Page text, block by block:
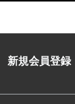
新規会員登録